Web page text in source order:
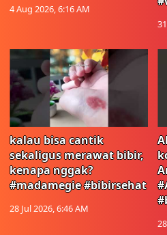
4 Aug 2026, 6:16 AM
kalau bisa cantik
sekaligus merawat bibir,
kenapa nggak?
#madamegie #bibirsehat
28 Jul 2026, 6:46 AM